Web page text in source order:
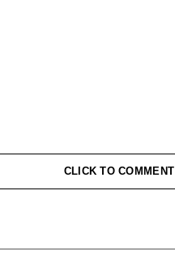
CLICK TO COMMENT